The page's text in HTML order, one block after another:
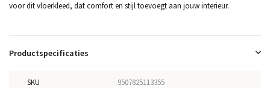
voor dit vloerkleed, dat comfort en stijl toevoegt aan jouw interieur.
Productspecificaties
SKU 9507825113355